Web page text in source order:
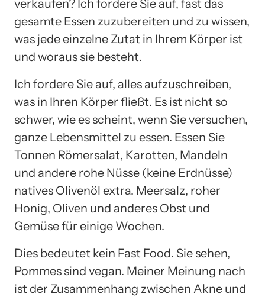
verkaufen? Ich fordere Sie auf, fast das
gesamte Essen zuzubereiten und zu wissen,
was jede einzelne Zutat in Ihrem Körper ist
und woraus sie besteht.
Ich fordere Sie auf, alles aufzuschreiben,
was in Ihren Körper fließt. Es ist nicht so
schwer, wie es scheint, wenn Sie versuchen,
ganze Lebensmittel zu essen. Essen Sie
Tonnen Römersalat, Karotten, Mandeln
und andere rohe Nüsse (keine Erdnüsse)
natives Olivenöl extra. Meersalz, roher
Honig, Oliven und anderes Obst und
Gemüse für einige Wochen.
Dies bedeutet kein Fast Food. Sie sehen,
Pommes sind vegan. Meiner Meinung nach
ist der Zusammenhang zwischen Akne und